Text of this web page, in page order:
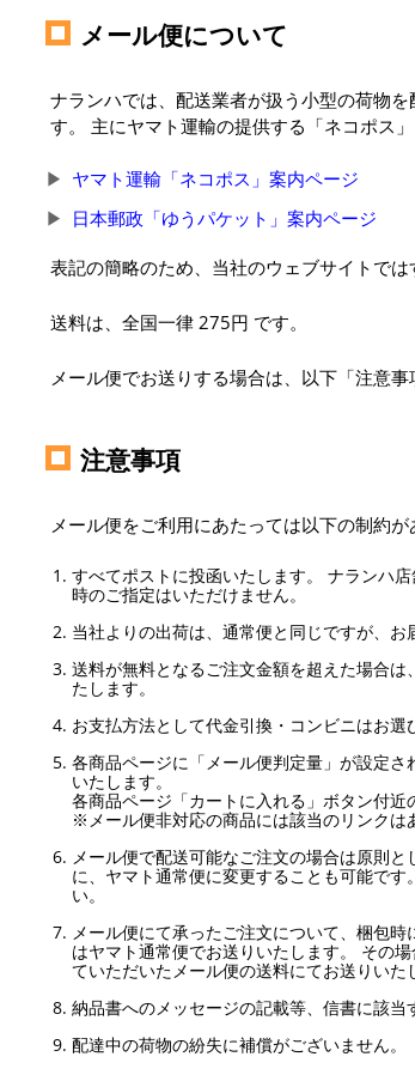
メール便について
ナランハでは、配送業者が扱う小型の荷物
す。 主にヤマト運輸の提供する「ネコポス」
ヤマト運輸「ネコポス」案内ページ
日本郵政「ゆうパケット」案内ページ
表記の簡略のため、当社のウェブサイトで
送料は、全国一律 275円 です。
メール便でお送りする場合は、以下「注意事
注意事項
メール便をご利用にあたっては以下の制約
すべてポストに投函いたします。 ナランハ
時のご指定はいただけません。
当社よりの出荷は、通常便と同じですが、お
送料が無料となるご注文金額を超えた場合
たします。
お支払方法として代金引換・コンビニはお選
各商品ページに「メール便判定量」が設定
いたします。
各商品ページ「カートに入れる」ボタン付近
※メール便非対応の商品には該当のリンクは
メール便で配送可能なご注文の場合は原則
に、ヤマト通常便に変更することも可能で
い。
メール便にて承ったご注文について、梱包
はヤマト通常便でお送りいたします。 その
ていただいたメール便の送料にてお送りいた
納品書へのメッセージの記載等、信書に該当
配達中の荷物の紛失に補償がございません。